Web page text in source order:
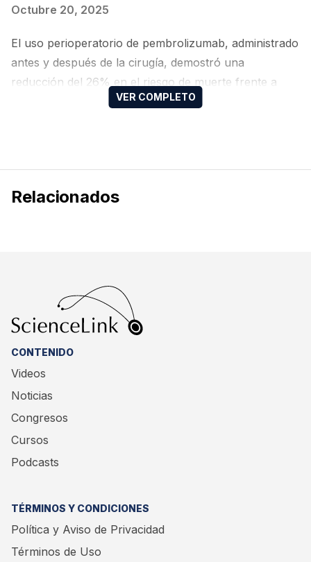
Octubre 20, 2025
El uso perioperatorio de pembrolizumab, administrado
antes y después de la cirugía, demostró una
reducción del 26% en el riesgo de muerte frente a
placebo en pacientes con cáncer de pulmón de
Relacionados
CONTENIDO
Videos
Noticias
Congresos
Cursos
Podcasts
TÉRMINOS Y CONDICIONES
Política y Aviso de Privacidad
Términos de Uso